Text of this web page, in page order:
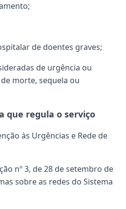
de doentes graves;
de urgência ou
morte, sequela ou
que regula o serviço
às Urgências e Rede de
nº 3, de 28 de setembro de
sobre as redes do Sistema